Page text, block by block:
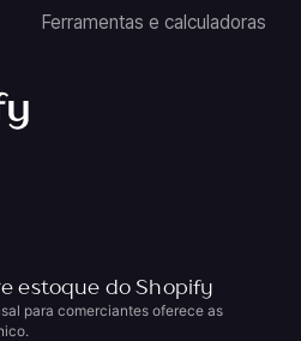
Ferramentas e calculadoras
estoque do Shopify
para comerciantes oferece as